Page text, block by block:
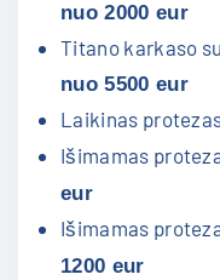
nuo 2000 eur
Titano karkaso
nuo 5500 eur
Laikinas
Išimamas
eur
Išimamas
1200 eur